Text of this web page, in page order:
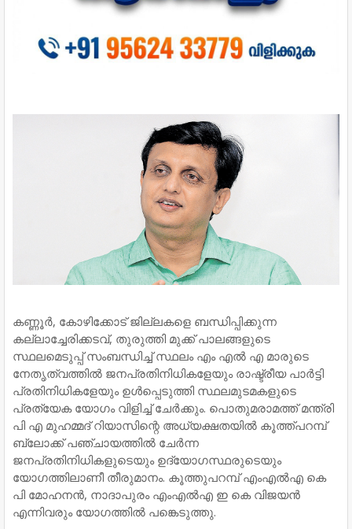
കണ്ണൂര്‍, കോഴിക്കോട് ജില്ലകളെ ബന്ധിപ്പിക്കുന്ന
കല്ലാച്ചേരിക്കടവ്, തുരുത്തി മുക്ക് പാലങ്ങളുടെ
സ്ഥലമെടുപ്പ് സംബന്ധിച്ച് സ്ഥലം എം എല്‍ എ മാരുടെ
നേതൃത്വത്തില്‍ ജനപ്രതിനിധികളേയും രാഷ്ട്രീയ പാര്‍ട്ടി
പ്രതിനിധികളേയും ഉള്‍പ്പെടുത്തി സ്ഥലമുടമകളുടെ
പ്രത്യേക യോഗം വിളിച്ച് ചേര്‍ക്കും. പൊതുമരാമത്ത് മന്ത്രി
പി എ മുഹമ്മദ് റിയാസിന്റെ അധ്യക്ഷതയില്‍ കൂത്ത്പറമ്പ്
ബ്ലോക്ക് പഞ്ചായത്തില്‍ ചേര്‍ന്ന
ജനപ്രതിനിധികളുടെയും ഉദ്യോഗസ്ഥരുടെയും
യോഗത്തിലാണീ തീരുമാനം. കൂത്തുപറമ്പ് എംഎല്‍എ കെ
പി മോഹനന്‍, നാദാപുരം എംഎല്‍എ ഇ കെ വിജയന്‍
എന്നിവരും യോഗത്തില്‍ പങ്കെടുത്തു.